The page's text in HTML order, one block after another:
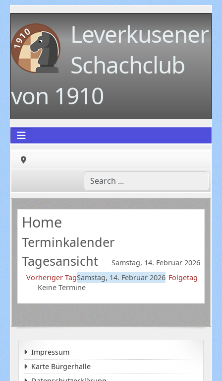
Leverkusener
Schachclub
von 1910
Home
Terminkalender
Tagesansicht
Samstag, 14. Februar 2026
Vorheriger TagSamstag, 14. Februar 2026 Folgetag
Keine Termine
Impressum
Karte Bürgerhalle